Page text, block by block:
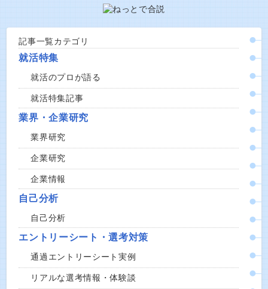
記事一覧カテゴリ
就活特集
就活のプロが語る
就活特集記事
業界・企業研究
業界研究
企業研究
企業情報
自己分析
自己分析
エントリーシート・選考対策
通過エントリーシート実例
リアルな選考情報・体験談